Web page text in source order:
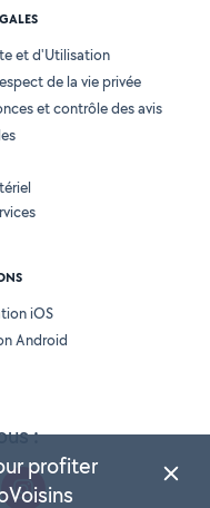
:
et d'Utilisation
de la vie privée
et contrôle des avis
iOS
Android
profiter